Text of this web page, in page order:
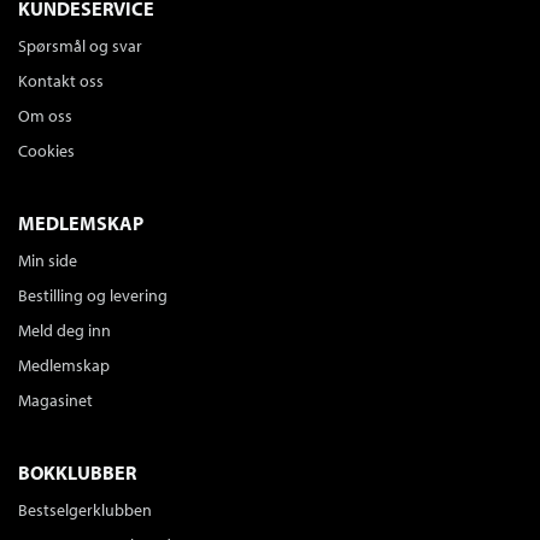
KUNDESERVICE
Spørsmål og svar
Kontakt oss
Om oss
Cookies
MEDLEMSKAP
Min side
Bestilling og levering
Meld deg inn
Medlemskap
Magasinet
BOKKLUBBER
Bestselgerklubben